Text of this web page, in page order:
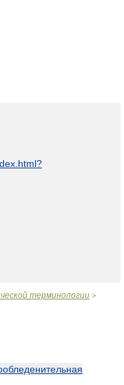
терминологии >